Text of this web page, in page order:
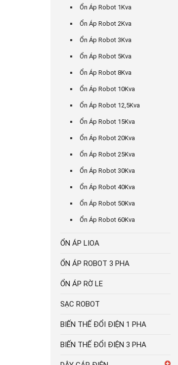
Ổn Áp Robot 1Kva
Ổn Áp Robot 2Kva
Ổn Áp Robot 3Kva
Ổn Áp Robot 5Kva
Ổn Áp Robot 8Kva
Ổn Áp Robot 10Kva
Ổn Áp Robot 12,5Kva
Ổn Áp Robot 15Kva
Ổn Áp Robot 20Kva
Ổn Áp Robot 25Kva
Ổn Áp Robot 30Kva
Ổn Áp Robot 40Kva
Ổn Áp Robot 50Kva
Ổn Áp Robot 60Kva
ỔN ÁP LIOA
ỔN ÁP ROBOT 3 PHA
ỔN ÁP RỜ LE
SẠC ROBOT
BIẾN THẾ ĐỔI ĐIỆN 1 PHA
BIẾN THẾ ĐỔI ĐIỆN 3 PHA